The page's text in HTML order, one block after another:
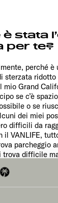
è stata
per te?
perché è
sterzata
mio Grand
se c’è
o se
dei miei
difficili da
il VANLIFE,
parcheggio
trova difficile
me questo